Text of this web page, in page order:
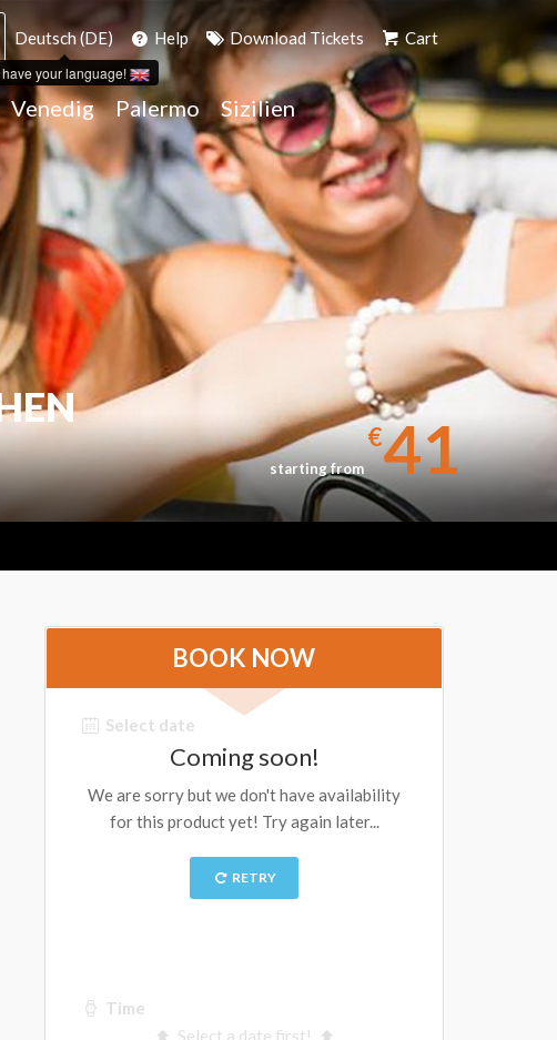
Deutsch (DE)
your language!
Help Download Tickets Cart
Venedig Palermo Sizilien
starting from
€41
BOOK NOW
Select date
Time
Select a date first!
Coming soon!
We are sorry but we don't have availability
for this product yet! Try again later...
RETRY